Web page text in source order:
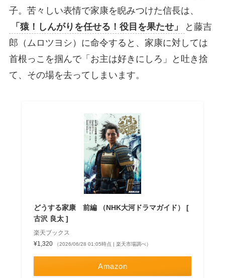
子。苦々しい表情で家康を睨みつけた信長は、
「猿！しんがりを任せる！役目を果たせ」
と藤吉
郎（ムロツヨシ）に命令すると、家康に対しては
首根っこを掴んで「お主は好きにしろ」と吐き捨
て、その場を去ってしまいます。
どうする家康 前編 （NHK大河ドラマガイド） [
古沢 良太 ]
楽天ブックス
¥1,320
（2026/06/28 01:05時点 | 楽天市場調べ）
Amazon